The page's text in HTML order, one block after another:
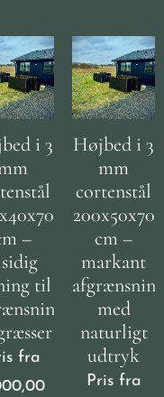
i 3
–
til
fra
Højbed i 3
mm
cortenstål
200x50x70
cm –
markant
afgrænsning
med
naturligt
udtryk
Pris fra